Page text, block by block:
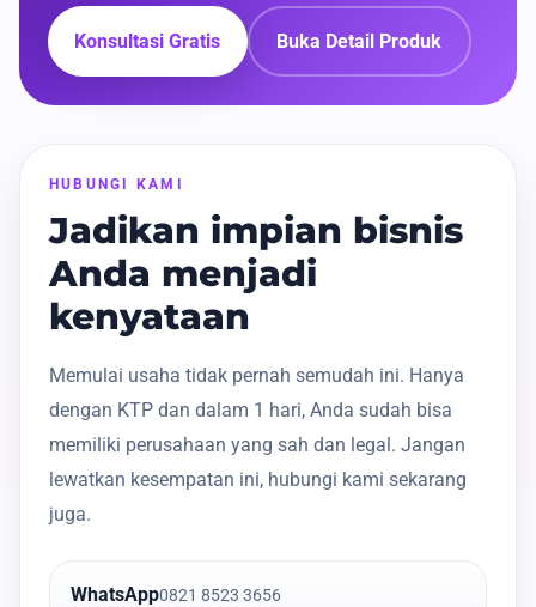
Konsultasi Gratis Buka Detail Produk
HUBUNGI KAMI
Jadikan impian bisnis
Anda menjadi
kenyataan
Memulai usaha tidak pernah semudah ini. Hanya
dengan KTP dan dalam 1 hari, Anda sudah bisa
memiliki perusahaan yang sah dan legal. Jangan
lewatkan kesempatan ini, hubungi kami sekarang
juga.
WhatsApp0821 8523 3656